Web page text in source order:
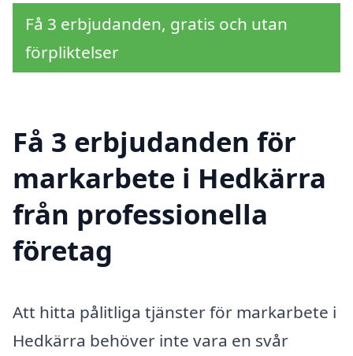
Få 3 erbjudanden, gratis och utan
förpliktelser
Få 3 erbjudanden för
markarbete i Hedkärra
från professionella
företag
Att hitta pålitliga tjänster för markarbete i
Hedkärra behöver inte vara en svår